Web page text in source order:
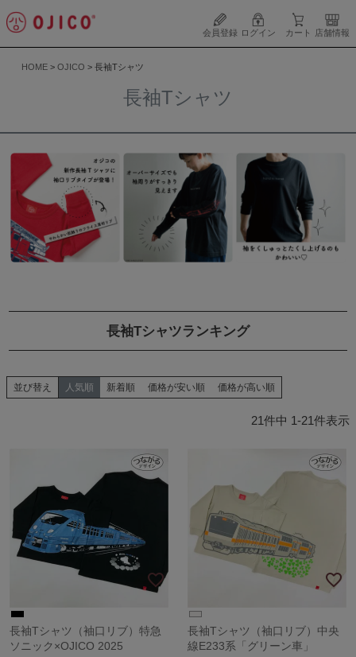
会員登録 ログイン カート 店舗情報
HOME OJICO 長袖Tシャツ
長袖Tシャツ
長袖Tシャツランキング
並び替え 人気順 新着順 価格が安い順 価格が高い順
21件中 1-21件表示
長袖Tシャツ（袖口リブ）特急
ソニック×OJICO 2025
長袖Tシャツ（袖口リブ）中央
線E233系「グリーン車」